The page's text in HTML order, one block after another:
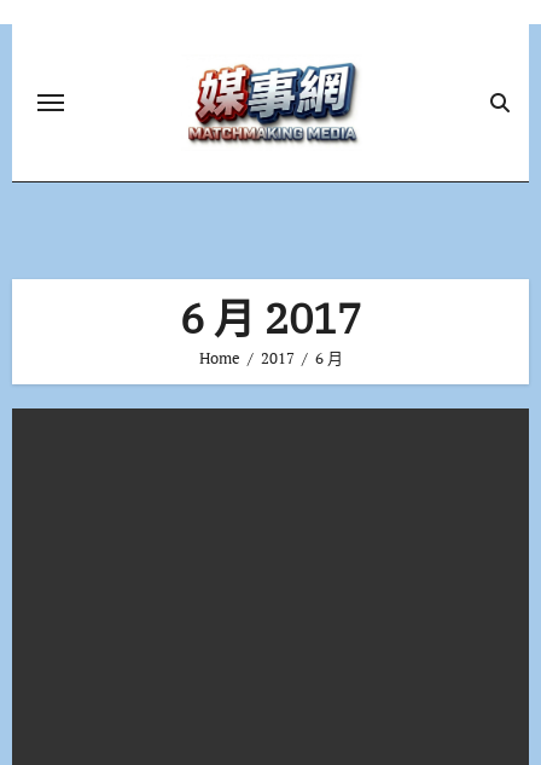
6 月 2017
Home 2017 6 月